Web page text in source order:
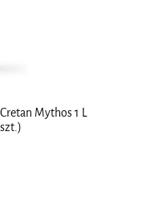
Mythos 1 L